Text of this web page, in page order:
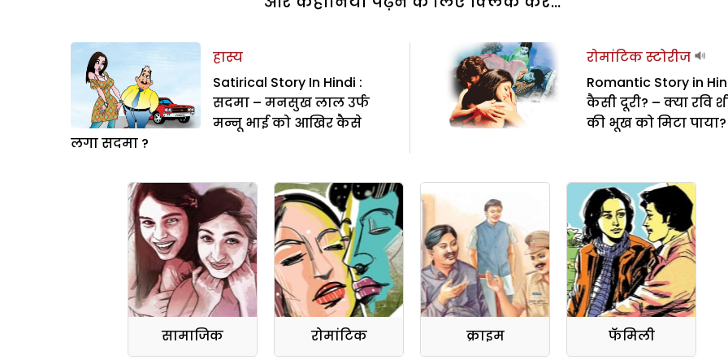
हास्य
Satirical Story In Hindi :
सदमा – मनसुख लाल उर्फ
मन्नू भाई को आखिर कैसे
लगा सदमा ?
रोमांटिक स्टोरीज
Romantic Story in
कैसी दूरी? – क्या रवि
की भूख को मिटा पाया?
सामाजिक रोमांटिक क्राइम फॅमिली